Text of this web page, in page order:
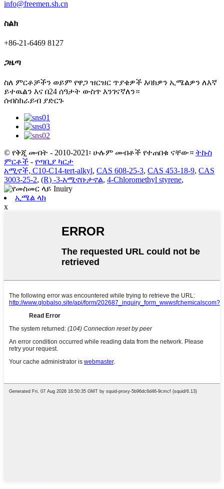
info@freemen.sh.cn
ስልክ
+86-21-6469 8127
ጋዜጣ
ስለ ምርቶቻችን ወይም የዋጋ ዝርዝር ጥያቄዎች እባክዎን ኢሜልዎን ለእኛ
ይተዉልን እና በ24 ሰዓታት ውስጥ እንገናኛለን።
ሰብስክራይብ ያድርጉ
© የቅጂ መብት - 2010-2021፡ ሁሉም መብቶች የተጠበቁ ናቸው። ትኩስ
ምርቶች - የጣቢያ ካርታ
አሚኖች, C10-C14-tert-alkyl, CAS 608-25-3, CAS 453-18-9, CAS
3003-25-2, (R) -3-አሚኖቡታኖል, 4-Chloromethyl styrene,
ኢሜል ላክ
x